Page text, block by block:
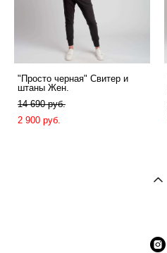
"Просто черная" Свитер и
штаны Жен.
14 690 pуб.
2 900 pуб.